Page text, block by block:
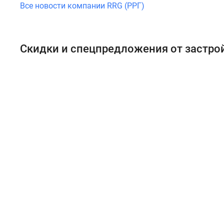
Все новости компании RRG (РРГ)
Скидки и спецпредложения от